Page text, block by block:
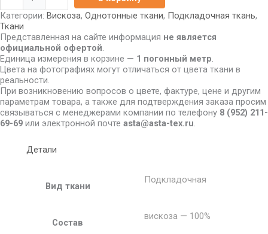
Категории: Вискоза, Однотонные ткани, Подкладочная ткань,
Ткани
Представленная на сайте информация не является
официальной офертой.
Единица измерения в корзине — 1 погонный метр.
Цвета на фотографиях могут отличаться от цвета ткани в
реальности.
При возникновению вопросов о цвете, фактуре, цене и другим
параметрам товара, а также для подтверждения заказа просим
связываться с менеджерами компании по телефону 8 (952) 211-
69-69 или электронной почте asta@asta-tex.ru.
Детали
Вид ткани
Подкладочная
Состав
вискоза — 100%